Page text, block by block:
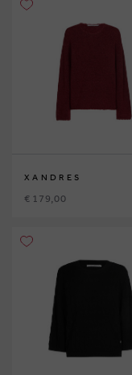
XANDRES
€ 179,00